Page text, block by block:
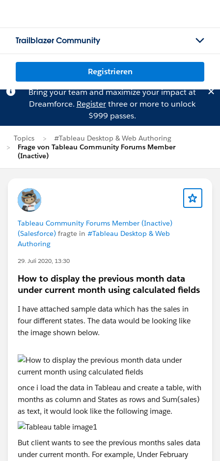
Trailblazer Community
Registrieren
Bring your team and maximize your impact at
Dreamforce. Registerthree or more to unlock
$999 passes.
Topics
#Tableau Desktop & Web Authoring
Frage von Tableau Community Forums Member
(Inactive)
Tableau Community Forums Member (Inactive)
(Salesforce) fragte in #Tableau Desktop & Web
Authoring
29. Juli 2020, 13:30
How to display the previous month data
under current month using calculated fields
I have attached sample data which has the sales in
four different states. The data would be looking like
the image shown below.
once i load the data in Tableau and create a table, with
months as column and States as rows and Sum(sales)
as text, it would look like the following image.
But client wants to see the previous months sales data
under current month. For example, Under February